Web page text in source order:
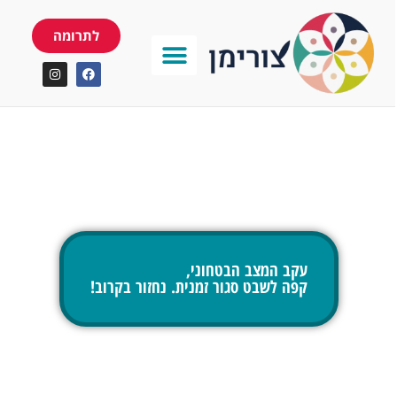
לתרומה
עקב המצב הבטחוני,
קפה לשבט סגור זמנית. נחזור בקרוב!